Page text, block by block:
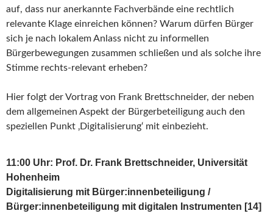
auf, dass nur anerkannte Fachverbände eine rechtlich
relevante Klage einreichen können? Warum dürfen Bürger
sich je nach lokalem Anlass nicht zu informellen
Bürgerbewegungen zusammen schließen und als solche ihre
Stimme rechts-relevant erheben?
Hier folgt der Vortrag von Frank Brettschneider, der neben
dem allgemeinen Aspekt der Bürgerbeteiligung auch den
speziellen Punkt ‚Digitalisierung‘ mit einbezieht.
11:00 Uhr: Prof. Dr. Frank Brettschneider, Universität
Hohenheim
Digitalisierung mit Bürger:innenbeteiligung /
Bürger:innenbeteiligung mit digitalen Instrumenten [14]